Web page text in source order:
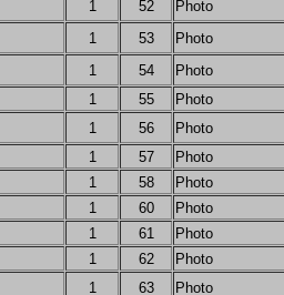
1 52
Photo
1 53
Photo
1 54
Photo
1 55
Photo
1 56
Photo
1 57
Photo
1 58
Photo
1 60
Photo
1 61
Photo
1 62
Photo
1 63
Photo